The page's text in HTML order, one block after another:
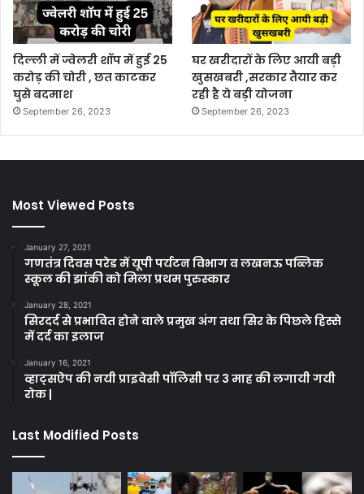
दिल्ली में ज्वेलरी शॉप में हुई 25
करोड़ की चोरी , छत काटकर
घुसे बदमाश
September 26, 2023
घर खरीदारों के लिए आयी बड़ी
खुसखबरी ,सरकार तैयार कर
रही है ये बड़ी योजना
September 26, 2023
Most Viewed Posts
January 27, 2021
गणतंत्र दिवस परेड में यूपी पर्यटन विभाग व लखनऊ पब्लिक
स्कूल की झांकी को मिला प्रथम पुरुस्कार
January 28, 2021
सिरदर्द से प्रभावित होने वाले प्रमुख अंग तथा सिर के पिछले हिस्से
में दर्द का इलाज
January 16, 2021
व्हाट्सऐप की नयी प्राइवेसी पॉलिसी पर 3 माह की लगायी गयी
रोक |
Last Modified Posts